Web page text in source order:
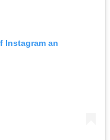
Instagram an